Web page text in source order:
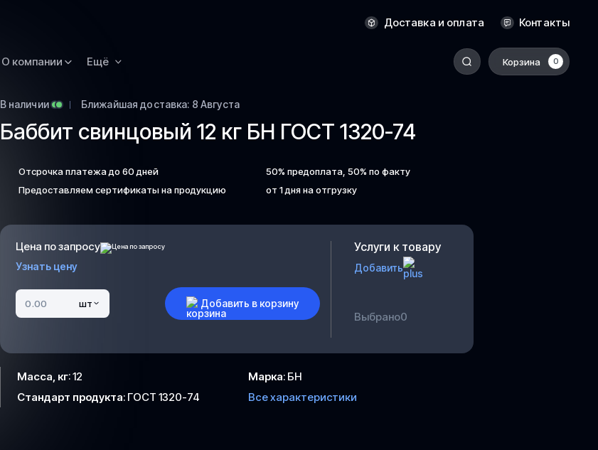
Доставка и оплата Контакты
О компании Ещё Корзина 0
Оренбург
Ростов-на-Дону
Рязань
Самара
Тольятти
Тула
Тюмень
Чита
В наличии Ближайшая доставка: 8 Августа
Баббит свинцовый 12 кг БН ГОСТ 1320-74
Отсрочка платежа до 60 дней
50% предоплата, 50% по факту
Предоставляем сертификаты на продукцию
от 1 дня на отгрузку
Цена по запросу
Узнать цену
шт Добавить в корзину
Услуги к товару
Добавить
Выбрано0
Масса, кг:12 Марка: БН
Стандарт продукта: ГОСТ 1320-74 Все характеристики